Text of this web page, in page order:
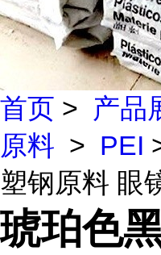
首页 > 产品
原料 > PEI
塑钢原料 眼
琥珀色